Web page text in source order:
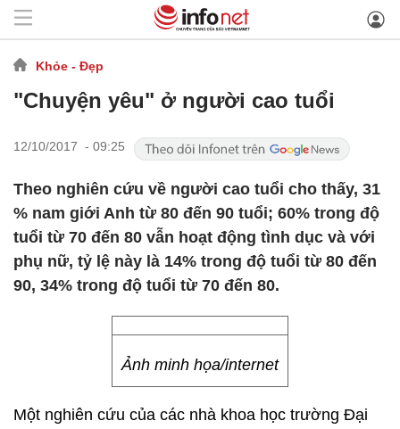
Khỏe - Đẹp
"Chuyện yêu" ở người cao tuổi
12/10/2017 - 09:25
Theo nghiên cứu về người cao tuổi cho thấy, 31
% nam giới Anh từ 80 đến 90 tuổi; 60% trong độ
tuổi từ 70 đến 80 vẫn hoạt động tình dục và với
phụ nữ, tỷ lệ này là 14% trong độ tuổi từ 80 đến
90, 34% trong độ tuổi từ 70 đến 80.
Ảnh minh họa/internet
Một nghiên cứu của các nhà khoa học trường Đại